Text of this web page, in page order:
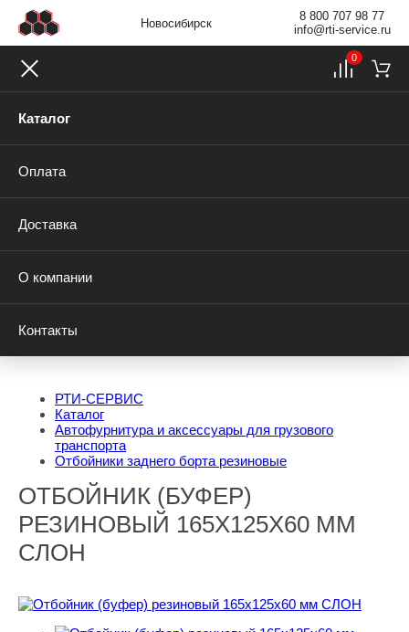
Новосибирск
8 800 707 98 77
info@rti-service.ru
Каталог
Оплата
Доставка
О компании
Контакты
0
РТИ-СЕРВИС
Каталог
Автофурнитура и аксессуары для грузового
транспорта
Отбойники заднего борта резиновые
ОТБОЙНИК (БУФЕР)
РЕЗИНОВЫЙ 165Х125Х60 ММ
СЛОН